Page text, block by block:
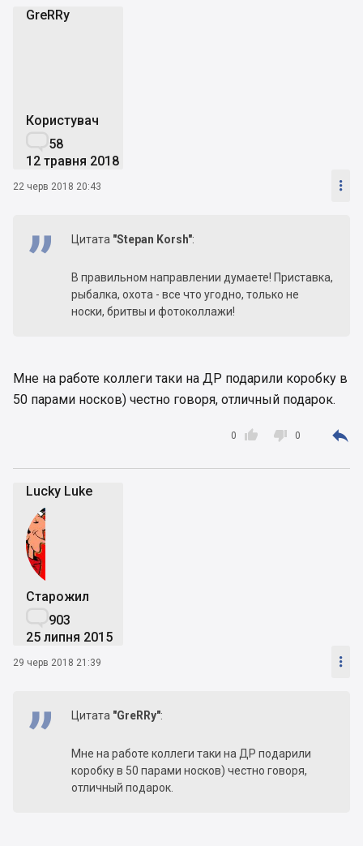
GreRRy
Користувач
58
12 травня 2018
22 черв 2018 20:43 
Цитата "Stepan Korsh":
В правильном направлении думаете! Приставка,
рыбалка, охота - все что угодно, только не
носки, бритвы и фотоколлажи!
Мне на работе коллеги таки на ДР подарили коробку в
50 парами носков) честно говоря, отличный подарок.

0  0 
Lucky Luke
Старожил
903
25 липня 2015
29 черв 2018 21:39 
Цитата "GreRRy":
Мне на работе коллеги таки на ДР подарили
коробку в 50 парами носков) честно говоря,
отличный подарок.